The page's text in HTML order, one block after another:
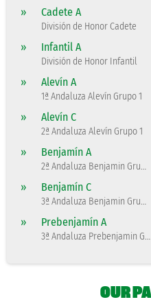
» Cadete A
División de Honor Cadete
» Infantil A
División de Honor Infantil
» Alevín A
1ª Andaluza Alevín Grupo 1
» Alevín C
2ª Andaluza Alevín Grupo 1
» Benjamín A
2ª Andaluza Benjamin Grupo 2
» Benjamín C
3ª Andaluza Benjamin Grupo 1
» Prebenjamín A
3ª Andaluza Prebenjamin Grupo 2
OUR